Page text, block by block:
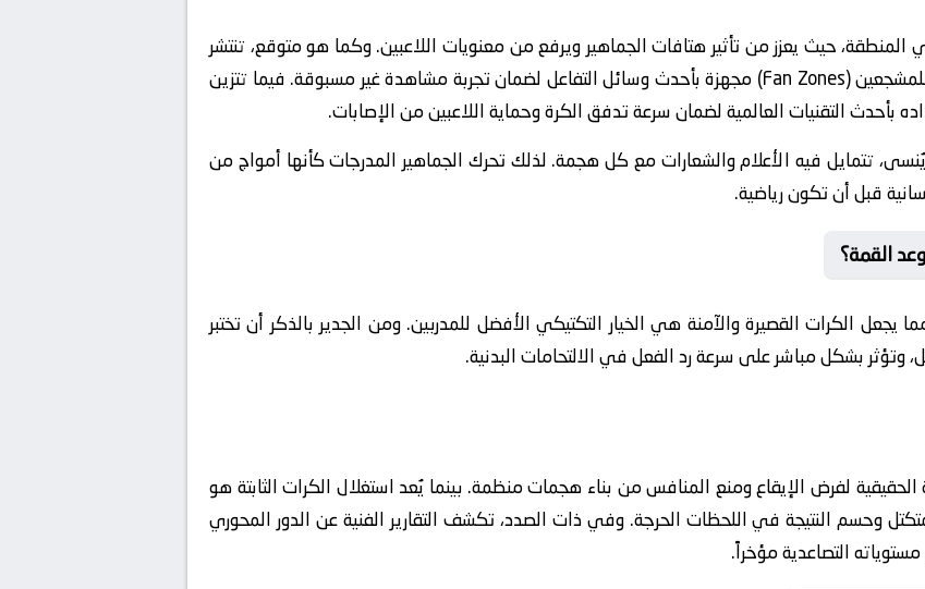
حيث يعزز من تأثير هتافات الجماهير ويرفع من معنويات اللاعبين. وكما هو متوقع، تنتشر
في أرجاء ملعب سانت إيتيان مناطق مخصصة للمشجعين (Fan Zones) مجهزة بأحدث وسائل التفاعل لضمان تجربة مشاهدة غير مسبوقة. فيما تتزين
التقنيات العالمية لضمان سرعة تدفق الكرة وحماية اللاعبين من الإصابات.
تتمايل فيه الأعلام والشعارات مع كل هجمة. لذلك تحرك الجماهير المدرجات كأنها أمواج من
قبل أن تكون رياضية.
القمة؟
يجعل الكرات القصيرة والآمنة هي الخيار التكتيكي الأفضل للمدربين. ومن الجدير بالذكر أن تختبر
وتؤثر بشكل مباشر على سرعة رد الفعل في الالتحامات البدنية.
لفرض الإيقاع ومنع المنافس من بناء هجمات منظمة. بينما يُعد استغلال الكرات الثابتة هو
وحسم النتيجة في اللحظات الحرجة. وفي ذات الصدد، تكشف التقارير الفنية عن الدور المحوري
التصاعدية مؤخراً.